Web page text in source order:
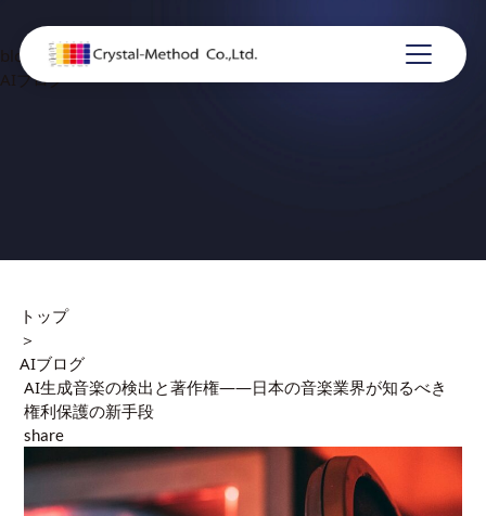
blog
AIブログ
トップ
＞
AIブログ
AI生成音楽の検出と著作権——日本の音楽業界が知るべき
権利保護の新手段
share